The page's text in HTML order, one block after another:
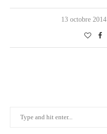
13 octobre 2014